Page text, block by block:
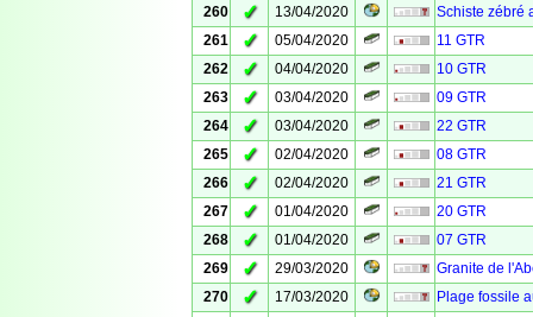
260
✓ 13/04/2020
Schiste zébré
261
✓ 05/04/2020
11 GTR
262
✓ 04/04/2020
10 GTR
263
✓ 03/04/2020
09 GTR
264
✓ 03/04/2020
22 GTR
265
✓ 02/04/2020
08 GTR
266
✓ 02/04/2020
21 GTR
267
✓ 01/04/2020
20 GTR
268
✓ 01/04/2020
07 GTR
269
✓ 29/03/2020
Granite de
270
✓ 17/03/2020
Plage fossile